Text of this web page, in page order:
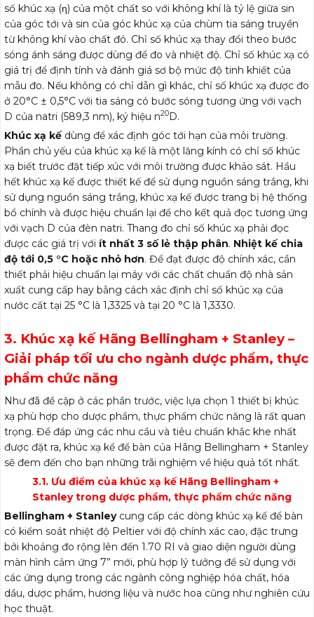
số khúc xạ (η) của một chất so với không khí là tỷ lệ giữa sin
của góc tới và sin của góc khúc xạ của chùm tia sáng truyền
từ không khí vào chất đó. Chỉ số khúc xạ thay đổi theo bước
sóng ánh sáng được dùng để đo và nhiệt độ. Chỉ số khúc xạ có
giá trị để định tính và đánh giá sơ bộ mức độ tinh khiết của
mẫu đo. Nếu không có chỉ dẫn gì khác, chỉ số khúc xạ được đo
ở 20°C ± 0,5°C với tia sáng có bước sóng tương ứng với vạch
D của natri (589,3 nm), ký hiệu n20D.
Khúc xạ kếdùng để xác định góc tới hạn của môi trường.
Phần chủ yếu của khúc xạ kế là một lăng kính có chỉ số khúc
xạ biết trước đặt tiếp xúc với môi trường được khảo sát. Hầu
hết khúc xạ kế được thiết kế để sử dụng nguồn sáng trắng, khi
sử dụng nguồn sáng trắng, khúc xạ kế được trang bị hệ thống
bổ chính và được hiệu chuẩn lại để cho kết quả đọc tương ứng
với vạch D của đèn natri. Thang đo chỉ số khúc xạ phải đọc
được các giá trị với ít nhất 3 số lẻ thập phân. Nhiệt kế chia
độ tới 0,5 °C hoặc nhỏ hơn. Để đạt được độ chính xác, cần
thiết phải hiệu chuẩn lại máy với các chất chuẩn độ nhà sản
xuất cung cấp hay bằng cách xác định chỉ số khúc xạ của
nước cất tại 25 °C là 1,3325 và tại 20 °C là 1,3330.
3. Khúc xạ kế Hãng Bellingham + Stanley –
Giải pháp tối ưu cho ngành dược phẩm, thực
phẩm chức năng
Như đã đề cập ở các phần trước, việc lựa chọn 1 thiết bị khúc
xạ phù hợp cho dược phẩm, thực phẩm chức năng là rất quan
trọng. Để đáp ứng các nhu cầu và tiêu chuẩn khắc khe nhất
được đặt ra, khúc xạ kể để bàn của Hãng Bellingham + Stanley
sẽ đem đến cho bạn những trãi nghiệm về hiệu quả tốt nhất.
3.1. Ưu điểm của khúc xạ kế Hãng Bellingham +
Stanley trong dược phẩm, thực phẩm chức năng
Bellingham + Stanleycung cấp các dòng khúc xạ kế để bàn
có kiểm soát nhiệt độ Peltier với độ chính xác cao, đặc trưng
bởi khoảng đo rộng lên đến 1.70 RI và giao diện người dùng
màn hình cảm ứng 7” mới, phù hợp lý tưởng để sử dụng với
các ứng dụng trong các ngành công nghiệp hóa chất, hóa
dầu, dược phẩm, hương liệu và nước hoa cũng như nghiên cứu
học thuật.